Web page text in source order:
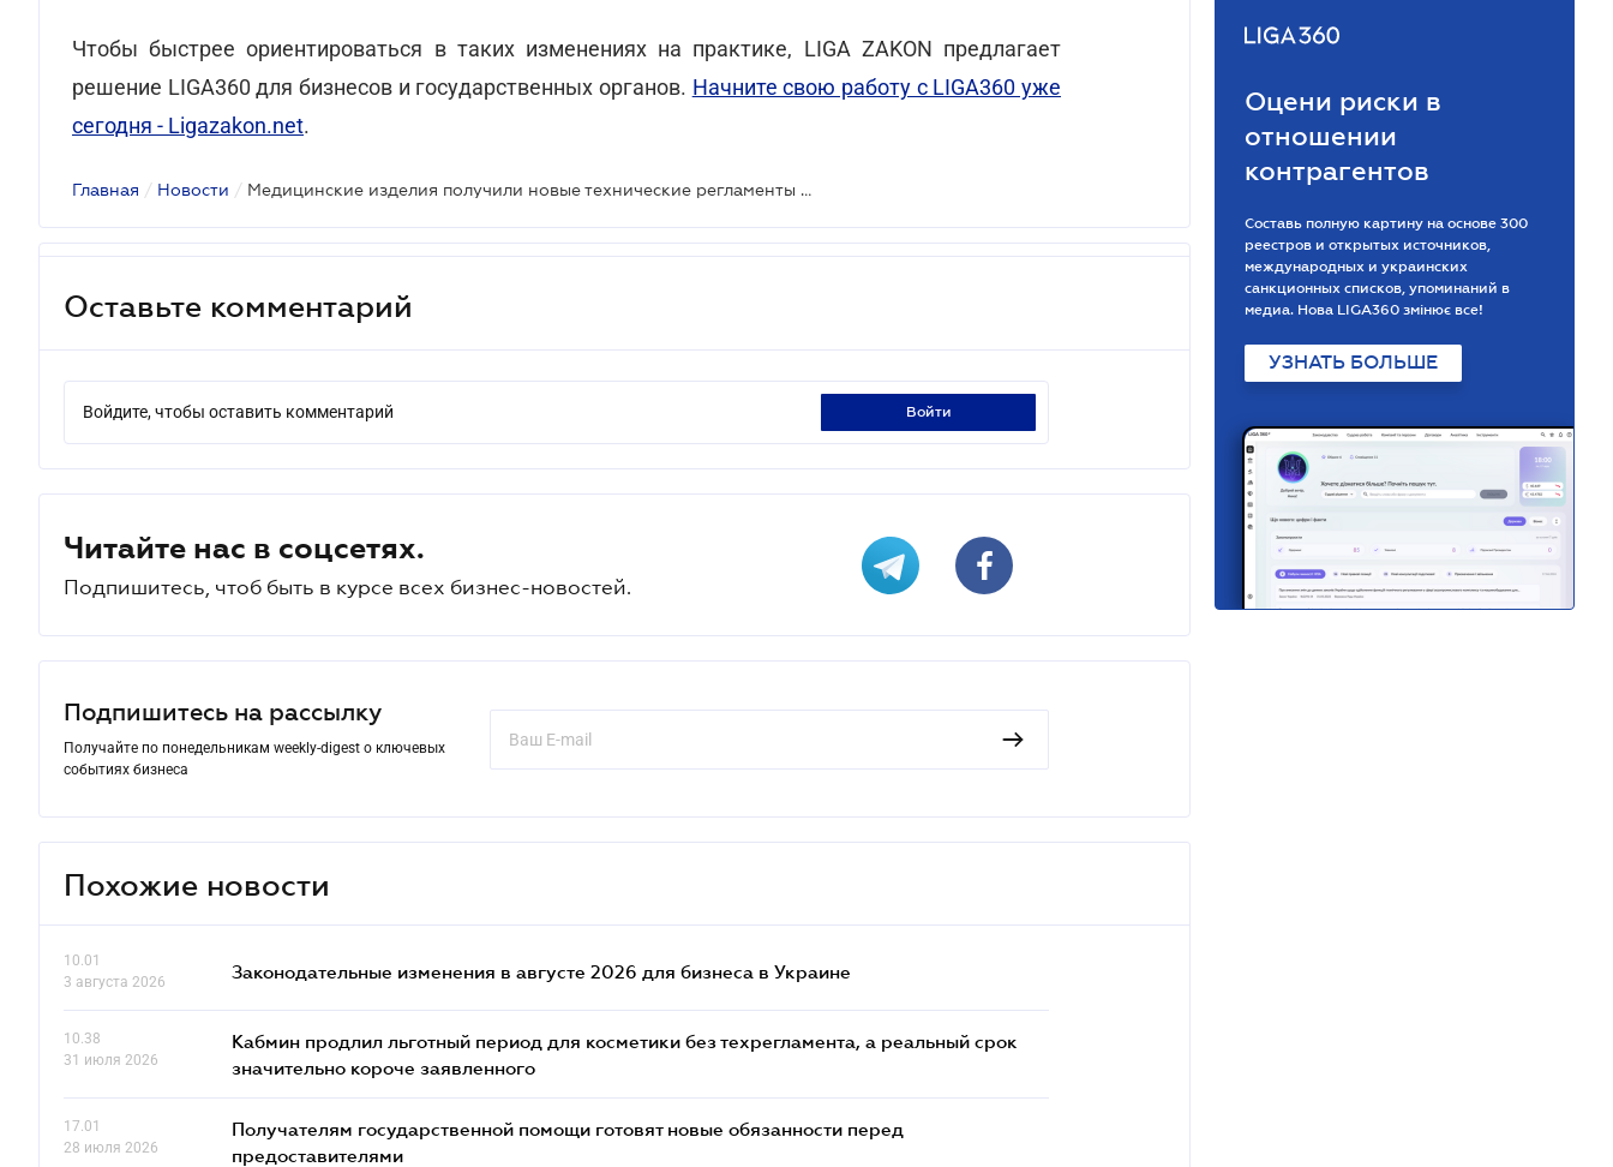
Чтобы быстрее ориентироваться в таких изменениях на практике, LIGA ZAKON предлагает
решение LIGA360 для бизнесов и государственных органов. Начните свою работу с LIGA360 уже
сегодня - Ligazakon.net.
Главная / Новости / Медицинские изделия получили новые технические регламенты с переходным периодом до 2030 года
Оставьте комментарий
Войдите, чтобы оставить комментарий войти
Читайте нас в соцсетях.
Подпишитесь, чтоб быть в курсе всех бизнес-новостей.
Подпишитесь на рассылку
Получайте по понедельникам weekly-digest о ключевых
событиях бизнеса
Похожие новости
10.01
3 августа 2026
Законодательные изменения в августе 2026 для бизнеса в Украине
10.38
31 июля 2026
Кабмин продлил льготный период для косметики без техрегламента, а реальный срок
значительно короче заявленного
17.01
28 июля 2026
Получателям государственной помощи готовят новые обязанности перед
предоставителями
Оцени риски в
отношении
контрагентов
Составь полную картину на основе 300
реестров и открытых источников,
международных и украинских
санкционных списков, упоминаний в
медиа. Нова LIGA360 змінює все!
УЗНАТЬ БОЛЬШЕ